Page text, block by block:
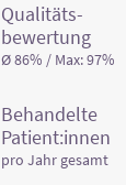
Qualitäts­
bewertung
Ø 86% / Max: 97%
Behandelte
Patient:innen
pro Jahr gesamt